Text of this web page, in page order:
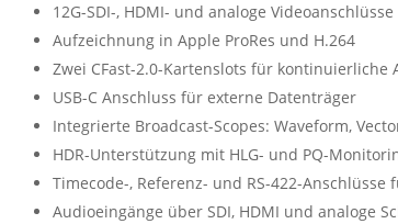
12G-SDI-, HDMI- und analoge Videoanschlüsse
Aufzeichnung in Apple ProRes und H.264
Zwei CFast-2.0-Kartenslots für kontinuierliche
USB-C Anschluss für externe Datenträger
Integrierte Broadcast-Scopes: Waveform,
HDR-Unterstützung mit HLG- und PQ-
Timecode-, Referenz- und RS-422-
Audioeingänge über SDI, HDMI und analoge